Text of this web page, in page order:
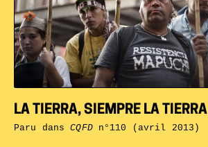
LA TIERRA, SIEMPRE LA TIERRA
Paru dansCQFDn°110 (avril 2013)